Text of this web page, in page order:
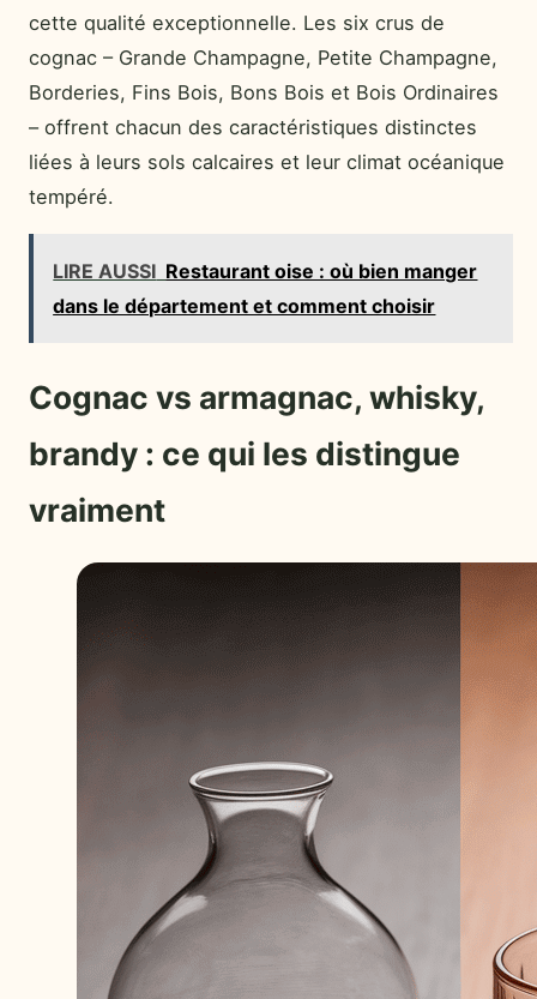
cette qualité exceptionnelle. Les six crus de
cognac – Grande Champagne, Petite Champagne,
Borderies, Fins Bois, Bons Bois et Bois Ordinaires
– offrent chacun des caractéristiques distinctes
liées à leurs sols calcaires et leur climat océanique
tempéré.
LIRE AUSSI Restaurant oise : où bien manger
dans le département et comment choisir
Cognac vs armagnac, whisky,
brandy : ce qui les distingue
vraiment